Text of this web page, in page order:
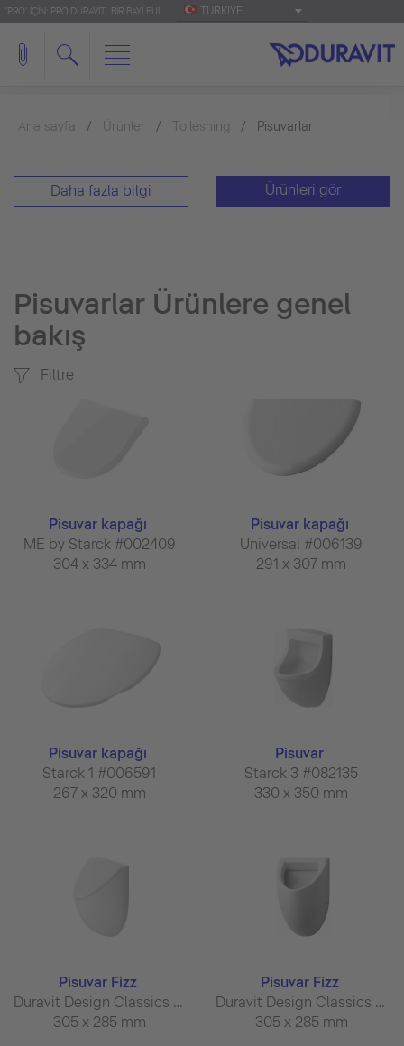
'PRO' IÇIN: PRO.DURAVIT BIR BAYI BUL TÜRKIYE
Ana sayfa Ürünler Toileshing Pisuvarlar
Daha fazla bilgi Ürünleri gör
Pisuvarlar Ürünlere genel
bakış
Filtre
Pisuvar kapağı
ME by Starck #002409
304 x 334 mm
Pisuvar kapağı
Universal #006139
291 x 307 mm
Pisuvar kapağı
Starck 1 #006591
267 x 320 mm
Pisuvar
Starck 3 #082135
330 x 350 mm
Pisuvar Fizz
Duravit Design Classics #082335
305 x 285 mm
Pisuvar Fizz
Duravit Design Classics #082336
305 x 285 mm